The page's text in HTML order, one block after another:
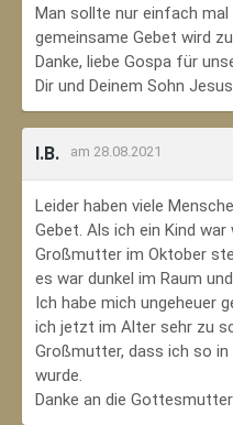
Man sollte nur einfach
gemeinsame Gebet wird
Danke, liebe Gospa für
Dir und Deinem Sohn
I.B. am 28.08.2021
Leider haben viele
Gebet. Als ich ein Kind war
Großmutter im Oktober
es war dunkel im Raum
Ich habe mich ungeheuer
ich jetzt im Alter sehr zu
Großmutter, dass ich so in
wurde.
Danke an die